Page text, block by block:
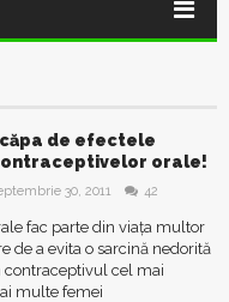
de efectele
orale!
30, 2011 42
fac parte din viața multor
de a evita o sarcină nedorită
cel mai
multe femei